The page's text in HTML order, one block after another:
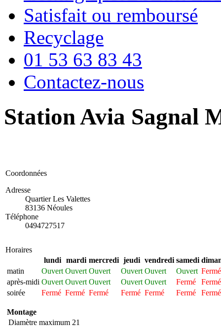
Satisfait ou remboursé
Recyclage
01 53 63 83 43
Contactez-nous
Station Avia Sagnal
Coordonnées
Adresse
Quartier Les Valettes
83136 Néoules
Téléphone
0494727517
Horaires
lundi
mardi mercredi jeudi vendredi samedi
matin
Ouvert Ouvert Ouvert Ouvert Ouvert Ouvert Fermé
après-midi Ouvert Ouvert Ouvert Ouvert Ouvert Fermé
Fermé
soirée
Fermé Fermé Fermé Fermé Fermé Fermé Fermé
Montage
Diamètre maximum 21